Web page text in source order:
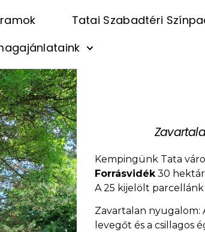
Tatai Szabadtéri
Kempingünk Tata
Forrásvidék30
A 25 kijelölt
Zavartalan nyugalom:
levegőt és a csillagos